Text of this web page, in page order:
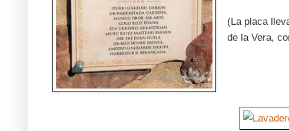
(La placa
de la Vera,